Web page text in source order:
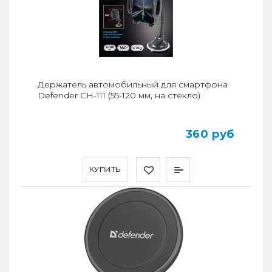
КУПИТЬ
Держатель автомобильный для смартфона
Defender CH-111 (55-120 мм, на стекло)
360 руб